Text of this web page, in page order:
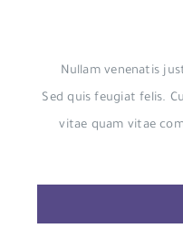
Nullam venenatis
Sed quis feugiat felis.
vitae quam vitae